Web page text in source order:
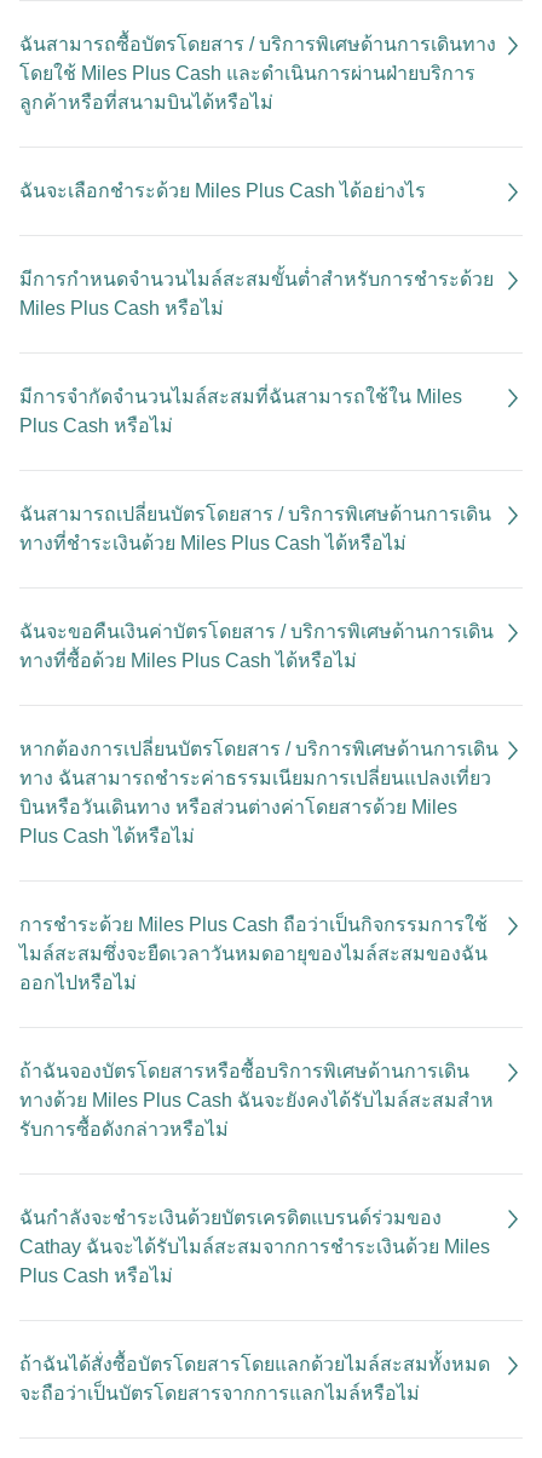
ฉันสามารถซื้อบัตรโดยสาร / บริการพิเศษด้านการเดินทาง
โดยใช้ Miles Plus Cash และดำเนินการผ่านฝ่ายบริการ
ลูกค้าหรือที่สนามบินได้หรือไม่
ฉันจะเลือกชำระด้วย Miles Plus Cash ได้อย่างไร
มีการกำหนดจำนวนไมล์สะสมขั้นต่ำสำหรับการชำระด้วย
Miles Plus Cash หรือไม่
มีการจํากัดจํานวนไมล์สะสมที่ฉันสามารถใช้ใน Miles
Plus Cash หรือไม่
ฉันสามารถเปลี่ยนบัตรโดยสาร / บริการพิเศษด้านการเดิน
ทางที่ชําระเงินด้วย Miles Plus Cash ได้หรือไม่
ฉันจะขอคืนเงินค่าบัตรโดยสาร / บริการพิเศษด้านการเดิน
ทางที่ซื้อด้วย Miles Plus Cash ได้หรือไม่
หากต้องการเปลี่ยนบัตรโดยสาร / บริการพิเศษด้านการเดิน
ทาง ฉันสามารถชําระค่าธรรมเนียมการเปลี่ยนแปลงเที่ยว
บินหรือวันเดินทาง หรือส่วนต่างค่าโดยสารด้วย Miles
Plus Cash ได้หรือไม่
การชำระด้วย Miles Plus Cash ถือว่าเป็นกิจกรรมการใช้
ไมล์สะสมซึ่งจะยืดเวลาวันหมดอายุของไมล์สะสมของฉัน
ออกไปหรือไม่
ถ้าฉันจองบัตรโดยสารหรือซื้อบริการพิเศษด้านการเดิน
ทางด้วย Miles Plus Cash ฉันจะยังคงได้รับไมล์สะสมสําห
รับการซื้อดังกล่าวหรือไม่
ฉันกำลังจะชำระเงินด้วยบัตรเครดิตแบรนด์ร่วมของ
Cathay ฉันจะได้รับไมล์สะสมจากการชําระเงินด้วย Miles
Plus Cash หรือไม่
ถ้าฉันได้สั่งซื้อบัตรโดยสารโดยแลกด้วยไมล์สะสมทั้งหมด
จะถือว่าเป็นบัตรโดยสารจากการแลกไมล์หรือไม่